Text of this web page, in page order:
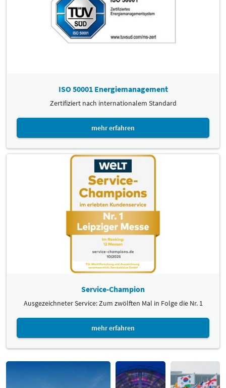
ISO 50001 Energiemanagement
Zertifiziert nach internationalem Standard
mehr erfahren
Service-Champion
Ausgezeichneter Service: Zum zwölften Mal in Folge die Nr. 1
mehr erfahren